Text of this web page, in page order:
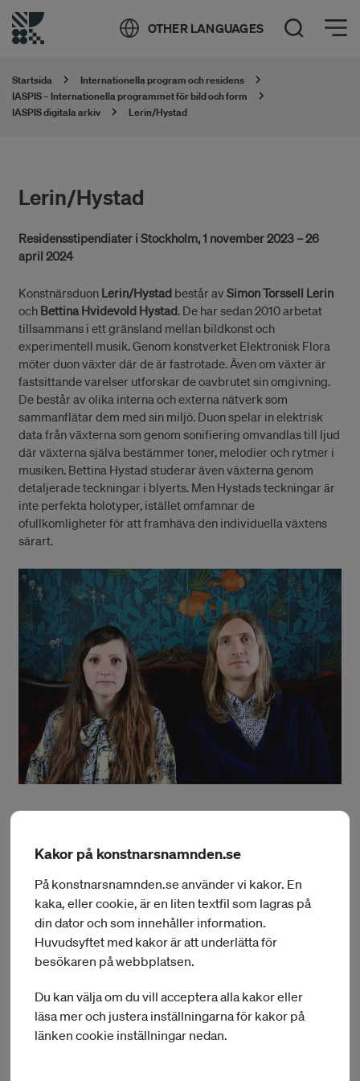
OTHER LANGUAGES Öppna sök
Öppna meny
Startsida
Internationella program och residens
IASPIS – Internationella programmet för bild och form
IASPIS digitala arkiv
Lerin/Hystad
Lerin/Hystad
Residensstipendiater i Stockholm, 1 november 2023 – 26
april 2024
Konstnärsduon Lerin/Hystad består av Simon Torssell Lerin
och Bettina Hvidevold Hystad. De har sedan 2010 arbetat
tillsammans i ett gränsland mellan bildkonst och
experimentell musik. Genom konstverket Elektronisk Flora
möter duon växter där de är fastrotade. Även om växter är
fastsittande varelser utforskar de oavbrutet sin omgivning.
De består av olika interna och externa nätverk som
sammanflätar dem med sin miljö. Duon spelar in elektrisk
data från växterna som genom sonifiering omvandlas till ljud
där växterna själva bestämmer toner, melodier och rytmer i
musiken. Bettina Hystad studerar även växterna genom
detaljerade teckningar i blyerts. Men Hystads teckningar är
inte perfekta holotyper, istället omfamnar de
ofullkomligheter för att framhäva den individuella växtens
särart.
arbeta med att sammanställa konstverketElektronisk Flora
en bok. Boken samlar duons möten med över hundra olika
växter. Utöver teckningar, musik, och egna texter består den
även av nya essäer av tio olika författare, filosofer,
konstvetare och biologer som med olika perspektiv närmar
värld. Några av dessa författare inkluderar, Timothy Morton,
Giovanni Aloi och Michael Marder.
Kakor på konstnarsnamnden.se
På konstnarsnamnden.se använder vi kakor. En
kaka, eller cookie, är en liten textfil som lagras på
din dator och som innehåller information.
Huvudsyftet med kakor är att underlätta för
besökaren på webbplatsen.
Du kan välja om du vill acceptera alla kakor eller
läsa mer och justera inställningarna för kakor på
länken cookie inställningar nedan.